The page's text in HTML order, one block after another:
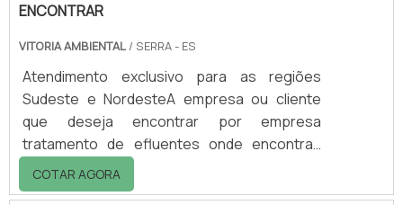
ENCONTRAR
VITORIA AMBIENTAL / SERRA - ES
Atendimento exclusivo para as regiões
Sudeste e NordesteA empresa ou cliente
que deseja encontrar por empresa
tratamento de efluentes onde encontrar,
achará na líder do segmento Vitória
Ambiental. Elaborando uma cotação por meio
COTAR AGORA